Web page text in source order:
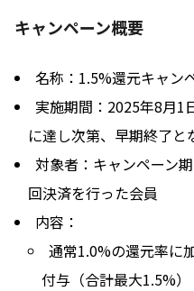
キャンペーン概要
名称：1.5%還元キャン
実施期間：2025年8月
に達し次第、早期終了と
対象者：キャンペーン
回決済を行った会員
内容：
通常1.0%の還元率に
付与（合計最大1.5%）